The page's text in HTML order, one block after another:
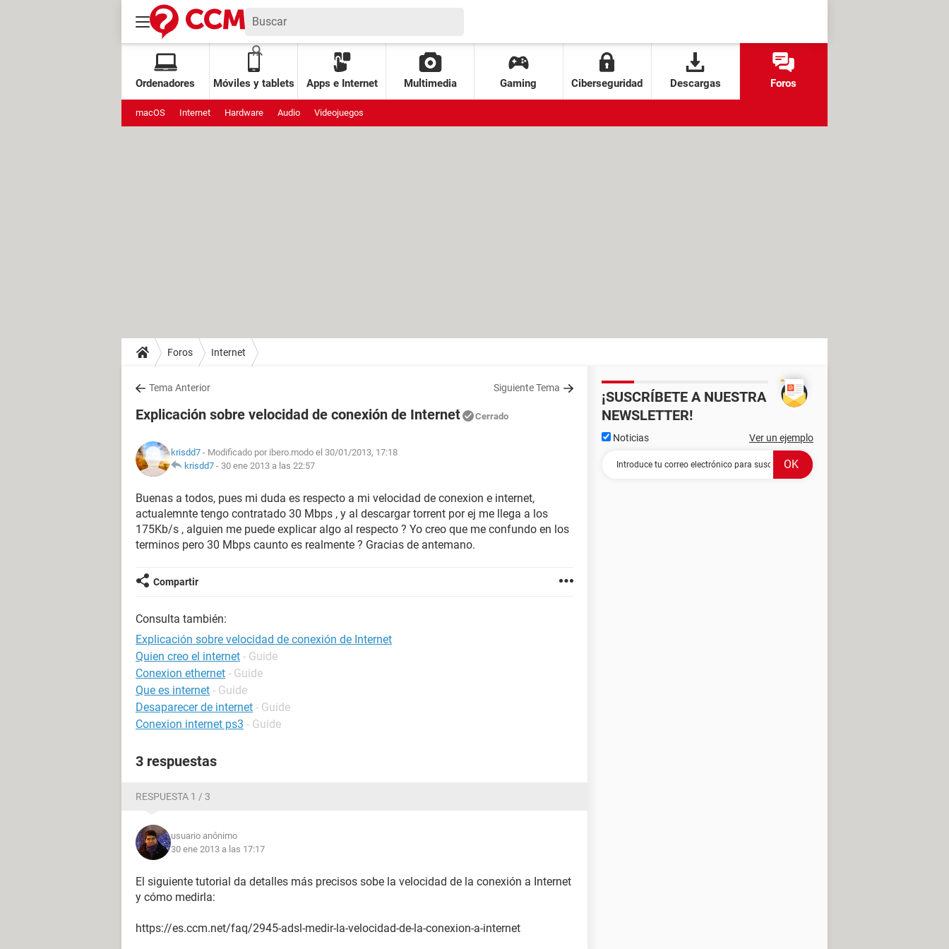
Ordenadores Móviles y tablets Apps e Internet Multimedia Gaming Ciberseguridad Descargas Foros
macOS Internet Hardware Audio Videojuegos
Foros Internet
Tema Anterior Siguiente Tema
Explicación sobre velocidad de conexión de Internet Cerrado
krisdd7 - Modificado por ibero.modo el 30/01/2013, 17:18
krisdd7 - 30 ene 2013 a las 22:57
Buenas a todos, pues mi duda es respecto a mi velocidad de conexion e internet,
actualemnte tengo contratado 30 Mbps , y al descargar torrent por ej me llega a los
175Kb/s , alguien me puede explicar algo al respecto ? Yo creo que me confundo en los
terminos pero 30 Mbps caunto es realmente ? Gracias de antemano.
Compartir
Consulta también:
Explicación sobre velocidad de conexión de Internet
Quien creo el internet - Guide
Conexion ethernet - Guide
Que es internet - Guide
Desaparecer de internet - Guide
Conexion internet ps3 - Guide
3 respuestas
RESPUESTA 1 / 3
usuario anónimo
30 ene 2013 a las 17:17
El siguiente tutorial da detalles más precisos sobe la velocidad de la conexión a Internet
y cómo medirla:
https://es.ccm.net/faq/2945-adsl-medir-la-velocidad-de-la-conexion-a-internet
¡SUSCRÍBETE A NUESTRA
NEWSLETTER!
Noticias Ver un ejemplo